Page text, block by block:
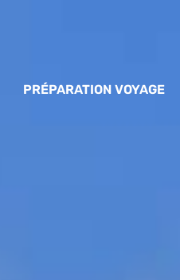
PRÉPARATION VOYAGE